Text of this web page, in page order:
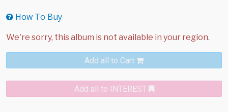
How To Buy
Add all to Cart
Add all to INTEREST